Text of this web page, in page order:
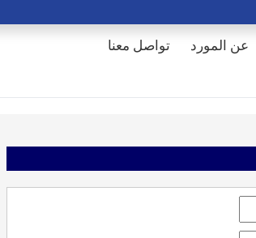
تواصل معنا عن المورد